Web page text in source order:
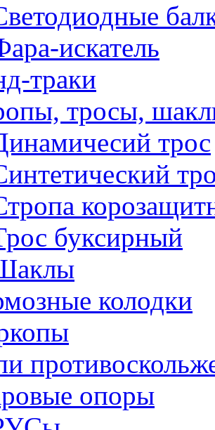
искатель
траки
тросы,
трос
буксирный
колодки
опоры